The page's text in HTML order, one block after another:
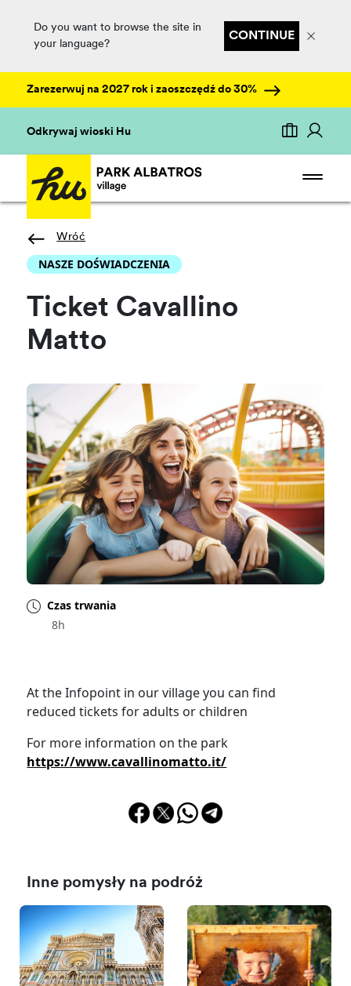
Do you want to browse the site in
your language?
CONTINUE
Zarezerwuj na 2027 rok i zaoszczędź do 30%
Odkrywaj wioski Hu
Wróć
NASZE DOŚWIADCZENIA
Ticket Cavallino
Matto
Czas trwania
8h
At the Infopoint in our village you can find
reduced tickets for adults or children
For more information on the park
https://www.cavallinomatto.it/
Inne pomysły na podróż